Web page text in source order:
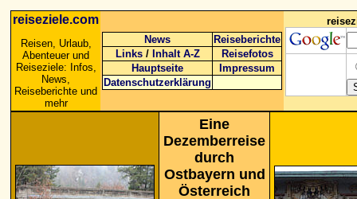
reiseziele.com
Reisen, Urlaub,
Abenteuer und
Reiseziele: Infos,
News,
Reiseberichte und
mehr
News
Reiseberichte
Links / Inhalt A-Z
Reisefotos
Hauptseite
Impressum
Datenschutzerklärung
Eine
Dezemberreise
durch
Ostbayern und
Österreich